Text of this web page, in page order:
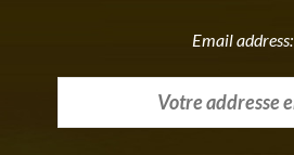
Email address: